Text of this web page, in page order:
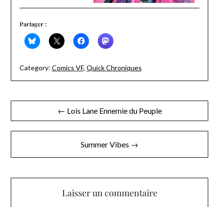
Partager :
Category: Comics VF, Quick Chroniques
Navigation
de
← Lois Lane Ennemie du Peuple
Summer Vibes →
Laisser un commentaire